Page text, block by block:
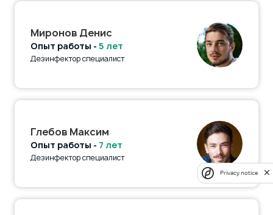
Миронов Денис
Опыт работы - 5 лет
Дезинфектор специалист
Глебов Максим
Опыт работы - 7 лет
Дезинфектор специалист
Privacy notice